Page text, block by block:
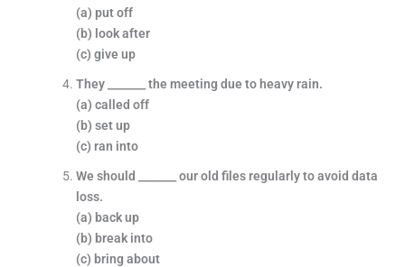
(a) put off
(b) look after
(c) give up
They _______ the meeting due to heavy rain.
(a) called off
(b) set up
(c) ran into
We should _______ our old files regularly to avoid data
loss.
(a) back up
(b) break into
(c) bring about